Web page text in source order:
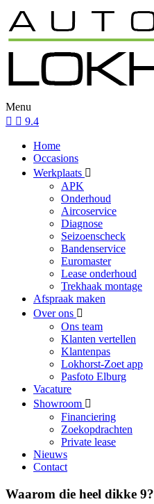
Menu
9.4
Home
Occasions
Werkplaats
APK
Onderhoud
Aircoservice
Diagnose
Seizoenscheck
Bandenservice
Euromaster
Lease onderhoud
Trekhaak montage
Afspraak maken
Over ons
Ons team
Klanten vertellen
Klantenpas
Lokhorst-Zoet app
Pasfoto Elburg
Vacature
Showroom
Financiering
Zoekopdrachten
Private lease
Nieuws
Contact
Waarom die heel dikke 9?